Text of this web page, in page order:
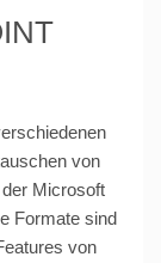
von
Microsoft
Formate sind
von